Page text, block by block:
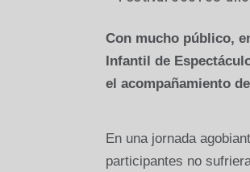
Con mucho público,
Infantil de
el acompañamiento
En una jornada
participantes no